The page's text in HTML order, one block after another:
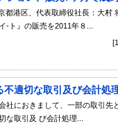
都港区、代表取締役社長：大
-ト』の販売を2011年８...
適切な取引及び会計処
社におきまして、一部の取引
な取引及 び会計処理...